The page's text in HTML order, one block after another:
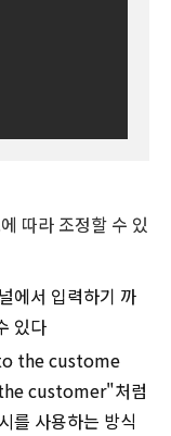
따라 조정할 수 있
에서 입력하기 까
있다
the custome
customer"처럼
를 사용하는 방식